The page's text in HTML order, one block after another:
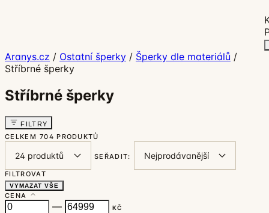
Aranys.cz / Ostatní šperky / Šperky dle materiálů /
Stříbrné šperky
Stříbrné šperky
FILTRY
CELKEM 704 PRODUKTŮ
SEŘADIT:
FILTROVAT
VYMAZAT VŠE
CENA
— KČ